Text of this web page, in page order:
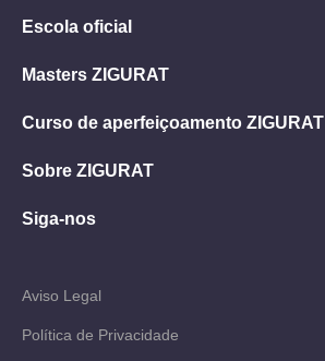
Escola oficial
Masters ZIGURAT
Curso de aperfeiçoamento ZIGURAT
Sobre ZIGURAT
Siga-nos
Aviso Legal
Política de Privacidade